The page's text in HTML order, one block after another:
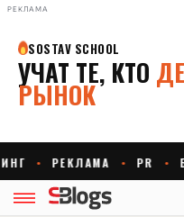
РЕКЛАМА